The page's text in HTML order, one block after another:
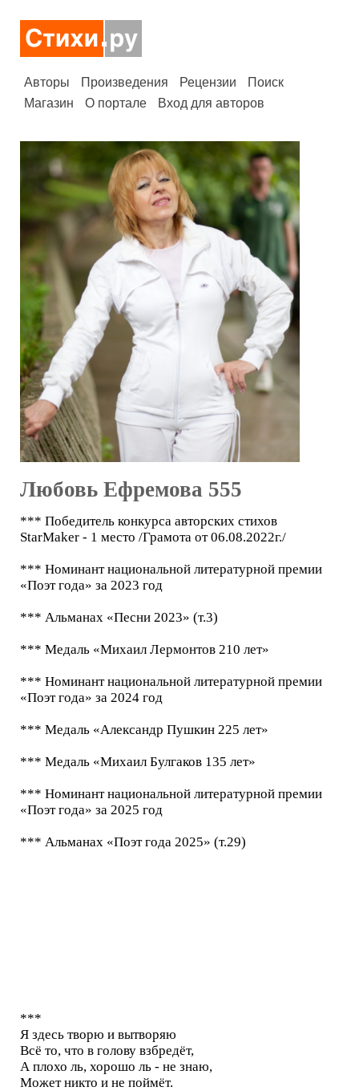
Авторы Произведения Рецензии
Поиск
Магазин
О портале Вход для авторов
Любовь Ефремова 555
*** Победитель конкурса авторских стихов
StarMaker - 1 место /Грамота от 06.08.2022г./
*** Номинант национальной литературной премии
«Поэт года» за 2023 год
*** Альманах «Песни 2023» (т.3)
*** Медаль «Михаил Лермонтов 210 лет»
*** Номинант национальной литературной премии
«Поэт года» за 2024 год
*** Медаль «Александр Пушкин 225 лет»
*** Медаль «Михаил Булгаков 135 лет»
*** Номинант национальной литературной премии
«Поэт года» за 2025 год
*** Альманах «Поэт года 2025» (т.29)
***
Я здесь творю и вытворяю
Всё то, что в голову взбредёт,
А плохо ль, хорошо ль - не знаю,
Может никто и не поймёт.